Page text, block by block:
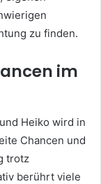
zu finden.
im
Heiko wird in
Chancen und
trotz
berührt viele